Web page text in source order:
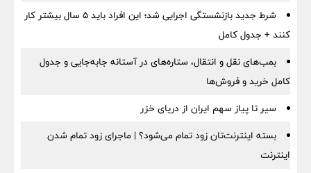
شرط جدید بازنشستگی اجرایی شد؛ این افراد باید ۵ سال بیشتر کار
کنند + جدول کامل
بمب‌های نقل و انتقال، ستاره‌های در آستانه جابه‌جایی و جدول
کامل خرید و فروش‌ها
سیر تا پیاز سهم ایران از دریای خزر
بسته اینترنت‌تان زود تمام می‌شود؟ | ماجرای زود تمام شدن
اینترنت